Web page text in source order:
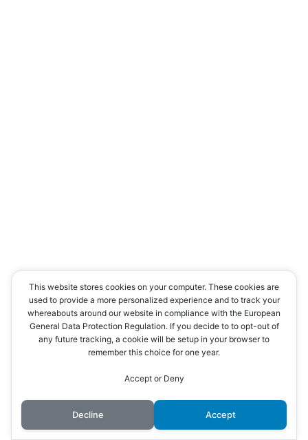
This website stores cookies on your computer. These cookies are
used to provide a more personalized experience and to track your
whereabouts around our website in compliance with the European
General Data Protection Regulation. If you decide to to opt-out of
any future tracking, a cookie will be setup in your browser to
remember this choice for one year.
Accept or Deny
Decline Accept